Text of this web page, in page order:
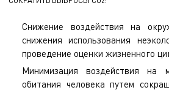
Снижение воздействия на
снижения использования
проведение оценки жизненного
Минимизация воздействия на
обитания человека путем